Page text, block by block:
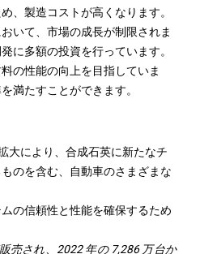
、製造コストが高くなります。
いて、市場の成長が制限されま
に多額の投資を行っています。
の性能の向上を目指していま
満たすことができます。
大により、合成石英に新たなチ
のを含む、自動車のさまざまな
の信頼性と性能を確保するため
売され、2022 年の 7,286 万台か